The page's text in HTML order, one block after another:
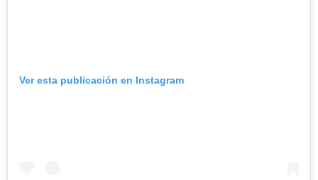
Ver esta publicación en Instagram